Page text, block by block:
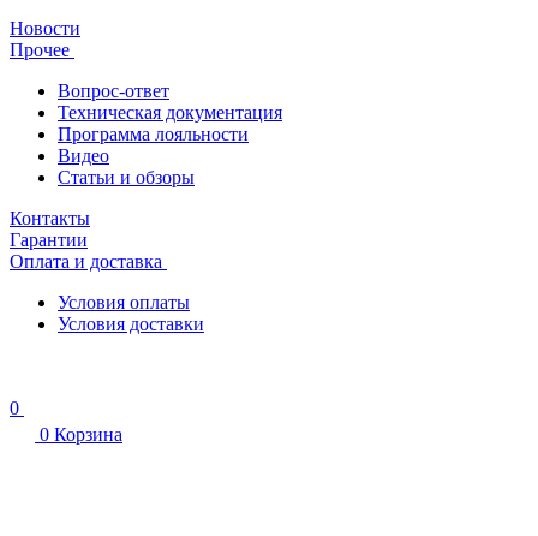
Новости
Прочее
Вопрос-ответ
Техническая документация
Программа лояльности
Видео
Статьи и обзоры
Контакты
Гарантии
Оплата и доставка
Условия оплаты
Условия доставки
0
0 Корзина